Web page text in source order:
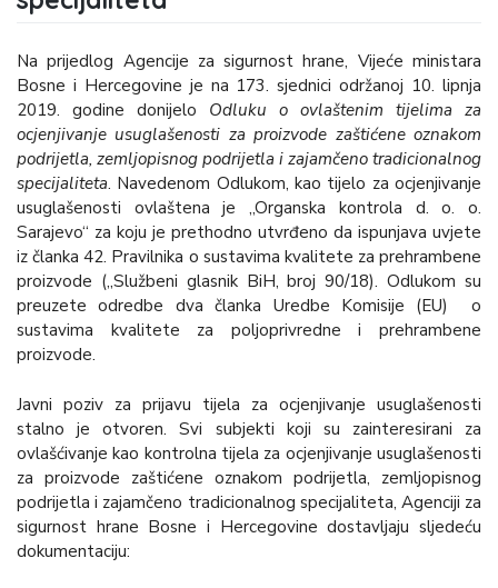
Na prijedlog Agencije za sigurnost hrane, Vijeće ministara
Bosne i Hercegovine je na 173. sjednici održanoj 10. lipnja
2019. godine donijelo Odluku o ovlaštenim tijelima za
ocjenjivanje usuglašenosti za proizvode zaštićene oznakom
podrijetla, zemljopisnog podrijetla i zajamčeno tradicionalnog
specijaliteta. Navedenom Odlukom, kao tijelo za ocjenjivanje
usuglašenosti ovlaštena je „Organska kontrola d. o. o.
Sarajevo“ za koju je prethodno utvrđeno da ispunjava uvjete
iz članka 42. Pravilnika o sustavima kvalitete za prehrambene
proizvode („Službeni glasnik BiH, broj 90/18). Odlukom su
preuzete odredbe dva članka Uredbe Komisije (EU) o
sustavima kvalitete za poljoprivredne i prehrambene
proizvode.
Javni poziv za prijavu tijela za ocjenjivanje usuglašenosti
stalno je otvoren. Svi subjekti koji su zainteresirani za
ovlašćivanje kao kontrolna tijela za ocjenjivanje usuglašenosti
za proizvode zaštićene oznakom podrijetla, zemljopisnog
podrijetla i zajamčeno tradicionalnog specijaliteta, Agenciji za
sigurnost hrane Bosne i Hercegovine dostavljaju sljedeću
dokumentaciju: